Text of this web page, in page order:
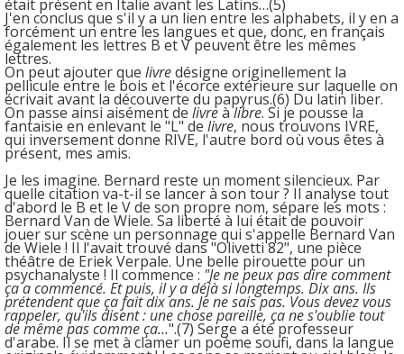
était présent en Italie avant les Latins…(5)
J'en conclus que s'il y a un lien entre les alphabets, il y en a
forcément un entre les langues et que, donc, en français
également les lettres B et V peuvent être les mêmes
lettres.
On peut ajouter que livredésigne originellement la
pellicule entre le bois et l'écorce extérieure sur laquelle on
écrivait avant la découverte du papyrus.(6) Du latin liber.
On passe ainsi aisément de livreàlibre. Si je pousse la
fantaisie en enlevant le "L" de livre, nous trouvons IVRE,
qui inversement donne RIVE, l'autre bord où vous êtes à
présent, mes amis.
Je les imagine. Bernard reste un moment silencieux. Par
quelle citation va-t-il se lancer à son tour ? Il analyse tout
d'abord le B et le V de son propre nom, sépare les mots :
Bernard Van de Wiele. Sa liberté à lui était de pouvoir
jouer sur scène un personnage qui s'appelle Bernard Van
de Wiele ! Il l'avait trouvé dans "Olivetti 82", une pièce
théâtre de Eriek Verpale. Une belle pirouette pour un
psychanalyste ! Il commence : "Je ne peux pas dire comment
ça a commencé. Et puis, il y a déjà si longtemps. Dix ans. Ils
prétendent que ça fait dix ans. Je ne sais pas. Vous devez vous
rappeler, qu'ils disent : une chose pareille, ça ne s'oublie tout
de même pas comme ça…".(7) Serge a été professeur
d'arabe. Il se met à clamer un poème soufi, dans la langue